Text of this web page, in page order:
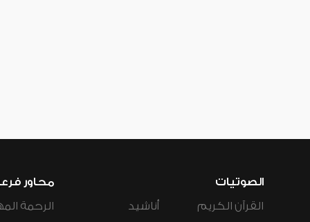
الصوتيات
القرآن الكريم
أناشيد
محاور
الرحمة